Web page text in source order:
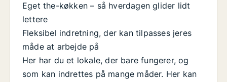
Eget the-køkken – så hverdagen glider lidt
lettere
Fleksibel indretning, der kan tilpasses jeres
måde at arbejde på
Her har du et lokale, der bare fungerer, og
som kan indrettes på mange måder. Her kan